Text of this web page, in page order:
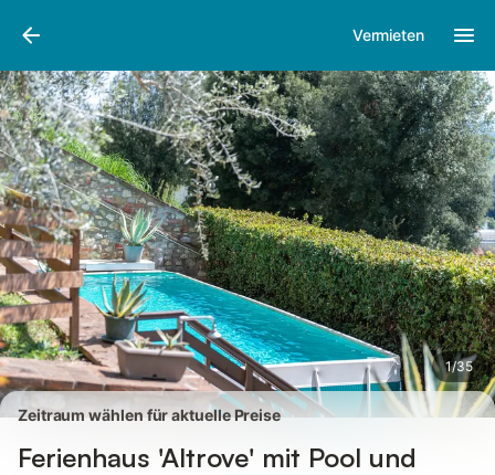
Vermieten
1/35
Bilder
Zeitraum wählen für aktuelle Preise
Ferienhaus 'Altrove' mit Pool und